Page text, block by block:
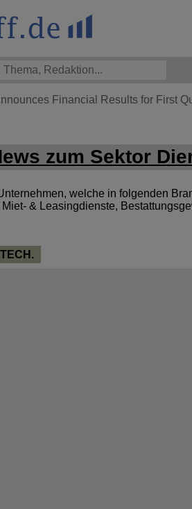
Financial Results for First
zum Sektor
welche in folgenden
& Leasingdienste,